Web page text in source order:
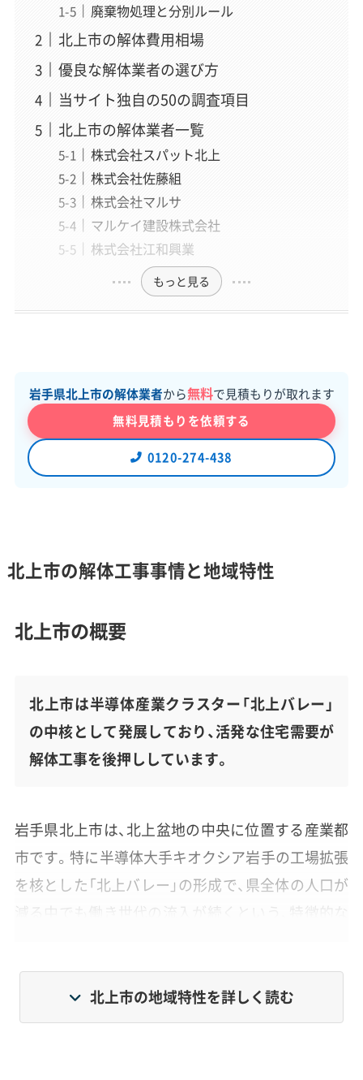
廃棄物処理と分別ルール
北上市の解体費用相場
優良な解体業者の選び方
当サイト独自の50の調査項目
北上市の解体業者一覧
株式会社スパット北上
株式会社佐藤組
株式会社マルサ
マルケイ建設株式会社
株式会社江和興業
もっと見る
岩手県北上市の解体業者から無料で見積もりが取れます
無料見積もりを依頼する
0120-274-438
北上市の解体工事事情と地域特性
北上市の概要
北上市は半導体産業クラスター「北上バレー」
の中核として発展しており、活発な住宅需要が
解体工事を後押ししています。
岩手県北上市は、北上盆地の中央に位置する産業都
市です。特に半導体大手キオクシア岩手の工場拡張
を核とした「北上バレー」の形成で、県全体の人口が
減る中でも働き世代の流入が続くという、特徴的な
この産業の盛り上がりは活発な住宅需要につなが
り、古い建物を壊して新しいアパートなどを建てる
北上市の地域特性を詳しく読む